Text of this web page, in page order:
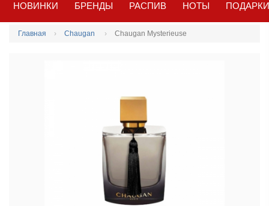
НОВИНКИ БРЕНДЫ РАСПИВ НОТЫ ПОДАРКИ
Главная Chaugan Chaugan Mysterieuse